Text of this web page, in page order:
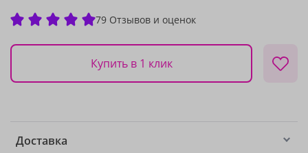
79 Отзывов и оценок
Купить в 1 клик
Доставка